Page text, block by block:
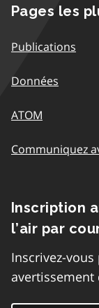
Pages les
Publications
Données
ATOM
Communiquez
Inscription
l’air par
Inscrivez-
avertissement